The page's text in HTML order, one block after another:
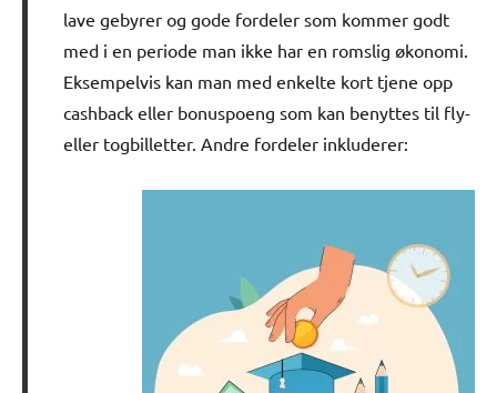
lave gebyrer og gode fordeler som kommer godt
med i en periode man ikke har en romslig økonomi.
Eksempelvis kan man med enkelte kort tjene opp
cashback eller bonuspoeng som kan benyttes til fly-
eller togbilletter. Andre fordeler inkluderer: